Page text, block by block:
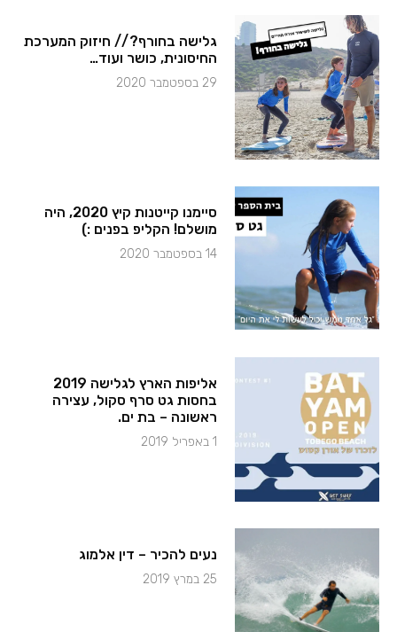
גלישה בחורף? // חיזוק המערכת
החיסונית, כושר ועוד…
29 בספטמבר 2020
סיימנו קייטנות קיץ 2020, היה
מושלם! הקליפ בפנים :)
14 בספטמבר 2020
אליפות הארץ לגלישה 2019
בחסות גט סרף סקול, עצירה
ראשונה – בת ים.
1 באפריל 2019
נעים להכיר – דין אלמוג
25 במרץ 2019